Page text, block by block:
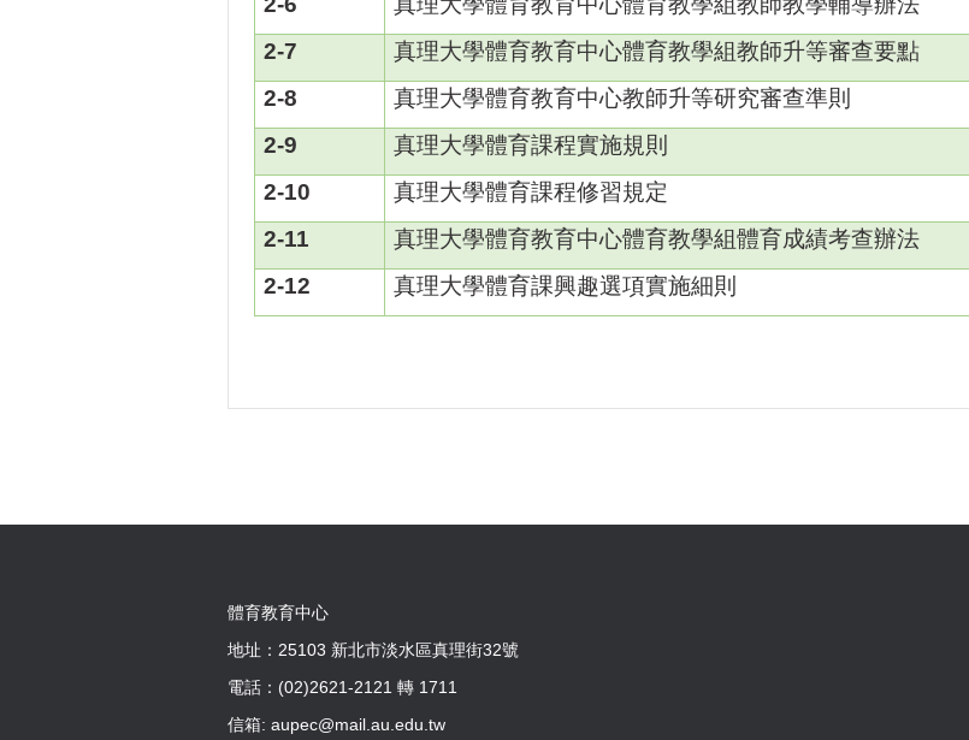
2-7
真理大學體育教育中心體育教學組教師升等審查要點
2-8
真理大學體育教育中心教師升等研究審查準則
2-9
真理大學體育課程實施規則
2-10
真理大學體育課程修習規定
2-11
真理大學體育教育中心體育教學組體育成績考查辦法
2-12
真理大學體育課興趣選項實施細則
體育教育中心
地址：25103 新北市淡水區真理街32號
電話：(02)2621-2121 轉 1711
信箱: aupec@mail.au.edu.tw